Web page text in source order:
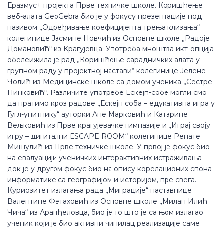
Еразмус+ пројекта Прве техничке школе. Коришћење
веб-алата GeoGebra био је у фокусу презентације под
називом „Одређивање коефицијента трења клизања“
колегинице Јасмине Новчић из Основне школе „Радоје
Домановић“ из Крагујевца. Употреба мноштва икт-опција
обелеижила је рад „Коришћење сарадничких алата у
групном раду у пројектној настави“ колегинице Јелене
Чолић из Медицинске школе са домом ученика „Сестре
Нинковић“. Различите употребе Ескејп-собе могли смо
да пратимо кроз радове „Ескејп соба – едукативна игра у
Гугл-упитнику“ ауторки Ане Марковић и Катарине
Вељковић из Прве крагујевачке гимназије и „Играј своју
игру – дигитални ЕSCAPE ROOM“ колегинице Ренате
Мишулић из Прве техничке школе. У првој је фокус био
на евалуацији ученичких интерактивних истраживања
док је у другом фокус био на опису корелационих спона
информатике са географијом и историјом, пре свега.
Куриозитет излагања рада „Миграције“ наставнице
Валентине Фетаховић из Основне школе „Милан Илић
Чича“ из Аранђеловца, био је то што је са њом излагао
ученик који је био активни чинилац реализације саме